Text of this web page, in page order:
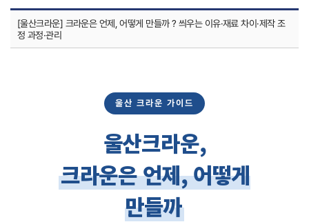
철저한 사후관리
위생적인 멸균, 소독
쾌적한 진료환경
무치악 임플란트
보험 임플란트
치아교정
치아교정 QnA
돌출입 교정
덧니 교정
과개교합 교정
주걱턱 교정
장치별 교정치료
일반진료
[울산크라운] 크라운은 언제, 어떻게 만들까 ? 씌우는 이유·재료 차이·제작 조
정 과정·관리
울산 크라운 가이드
울산크라운,
크라운은 언제, 어떻게
만들까